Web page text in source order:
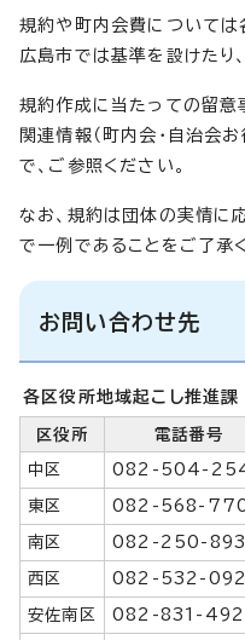
規約や町内会費については
広島市では基準を設けたり
規約作成に当たっての留意
関連情報（町内会・自治会
で、ご参照ください。
なお、規約は団体の実情に
で一例であることをご了承
お問い合わせ先
各区役所地域起こし推進課
区役所 電話番号
中区 082-504-
東区 082-568-
南区 082-250-
西区 082-532-
安佐南区 082-831-